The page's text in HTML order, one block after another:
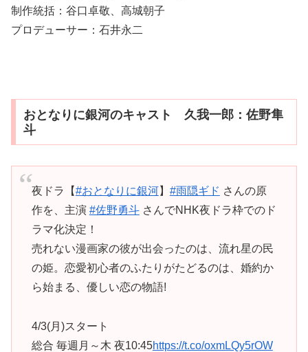
制作統括：谷口卓敬、高城朝子
プロデューサー：石井永二
おとなりに銀河のキャスト 久我一郎：佐野隼
斗
夜ドラ【#おとなりに銀河】 #雨隠ギド さんの原
作を、主演 #佐野勇斗さんでNHK夜ドラ枠でのド
ラマ化決定！
売れない漫画家の彼が出会ったのは、流れ星の民
の姫。恋愛初心者のふたりがたどるのは、婚約か
ら始まる、優しい恋の物語!
4/3(月)スタート
総合 毎週月～木 夜10:45https://t.co/oxmLQy5rOW